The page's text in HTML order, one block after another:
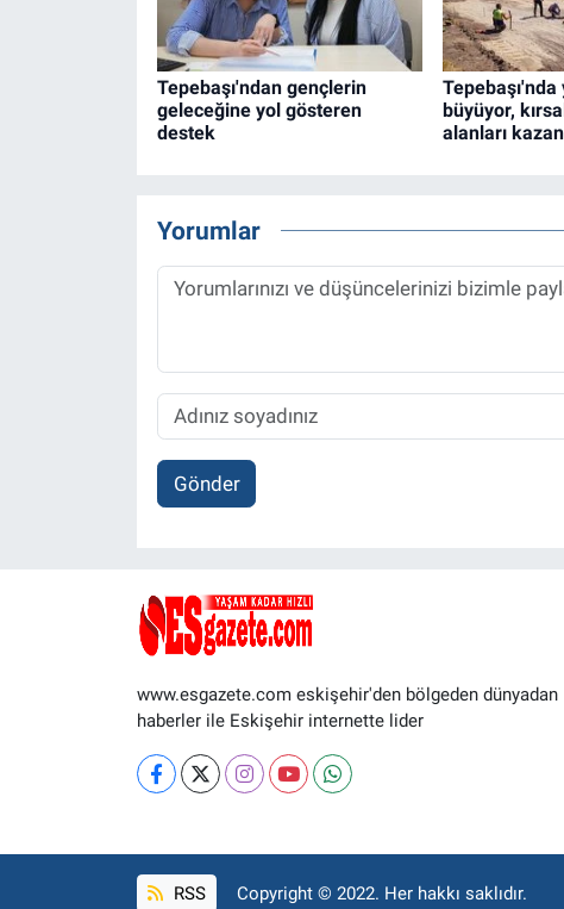
Tepebaşı'ndan gençlerin
geleceğine yol gösteren
destek
büyüyor,
alanları
Yorumlar
Gönder
www.esgazete.com eskişehir'den bölgeden dünyadan
haberler ile Eskişehir internette lider
RSS Copyright © 2022. Her hakkı saklıdır.